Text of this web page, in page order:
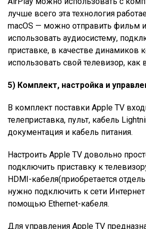
лучше всего эта технология
macOS — можно отправить фильм
использовать аудиосистему,
приставке, в качестве динамиков
использовать свой телевизор, как
5) Комплект, настройка и
В комплект поставки Apple TV
телеприставка, пульт, кабель
документация и кабель питания.
Настроить Apple TV довольно
подключить приставку к
HDMI-кабеля(приобретается
нужно подключить к сети
помощью Ethernet-кабеля.
Для управления Apple TV